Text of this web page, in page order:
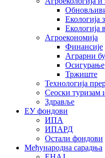
Екологија
Екологија
Агроекономија
Финансије
Аграрни
Осигурање
Тржиште
Технологија
Сеоски туризам
Здравље
ЕУ фондови
ИПА
ИПАРД
Остали фондови
Међународна сарадња